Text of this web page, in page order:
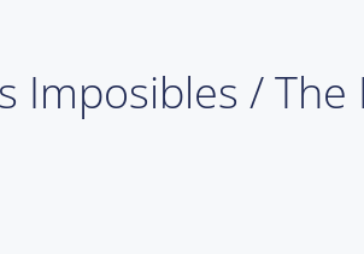
Imposibles /